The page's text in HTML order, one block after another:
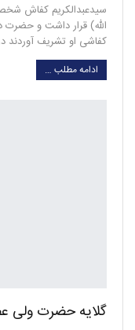
سیدعبدالکریم کفاش
الله) قرار داشت و
کفاشی او تشریف
ادامه مطلب …
گلایه حضرت ولی